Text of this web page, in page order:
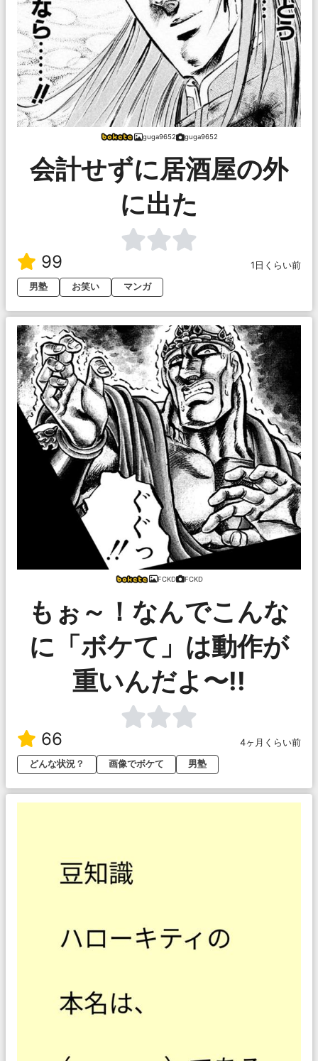
guga9652 guga9652
会計せずに居酒屋の外
に出た
99
1日くらい前
男塾
お笑い マンガ
FCKD FCKD
もぉ～！なんでこんな
に「ボケて」は動作が
重いんだよ〜!!
66
4ヶ月くらい前
どんな状況？
画像でボケて 男塾